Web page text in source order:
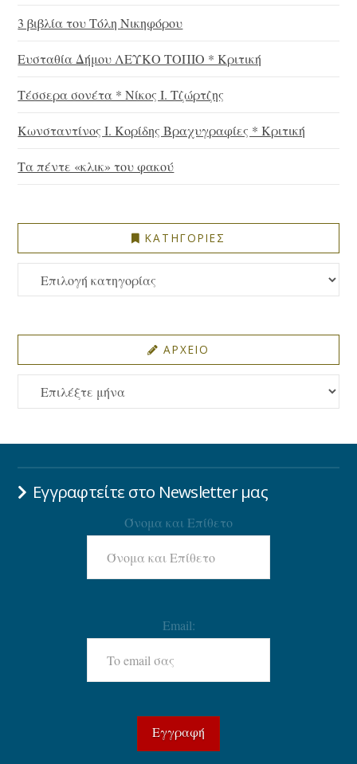
3 βιβλία του Τόλη Νικηφόρου
Ευσταθία Δήμου ΛΕΥΚΟ ΤΟΠΙΟ * Κριτική
Τέσσερα σονέτα * Νίκος Ι. Τζώρτζης
Κωνσταντίνος Ι. Κορίδης Βραχυγραφίες * Κριτική
Τα πέντε «κλικ» του φακού
ΚΑΤΗΓΟΡΙΕΣ
ΚΑΤΗΓΟΡΙΕΣ
ΑΡΧΕΙΟ
ΑΡΧΕΙΟ
Εγγραφτείτε στο Newsletter μας
Όνομα και Επίθετο
Email: